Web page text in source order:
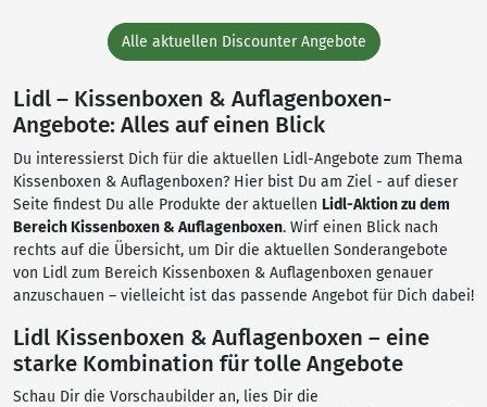
Alle aktuellen Discounter Angebote
Lidl – Kissenboxen & Auflagenboxen-
Angebote: Alles auf einen Blick
Du interessierst Dich für die aktuellen Lidl-Angebote zum Thema
Kissenboxen & Auflagenboxen? Hier bist Du am Ziel - auf dieser
Seite findest Du alle Produkte der aktuellen Lidl-Aktion zu dem
Bereich Kissenboxen & Auflagenboxen. Wirf einen Blick nach
rechts auf die Übersicht, um Dir die aktuellen Sonderangebote
von Lidl zum Bereich Kissenboxen & Auflagenboxen genauer
anzuschauen – vielleicht ist das passende Angebot für Dich dabei!
Lidl Kissenboxen & Auflagenboxen – eine
starke Kombination für tolle Angebote
Schau Dir die Vorschaubilder an, lies Dir die